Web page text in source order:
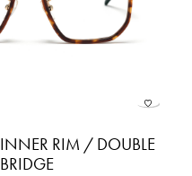
INNER RIM / DOUBLE
BRIDGE